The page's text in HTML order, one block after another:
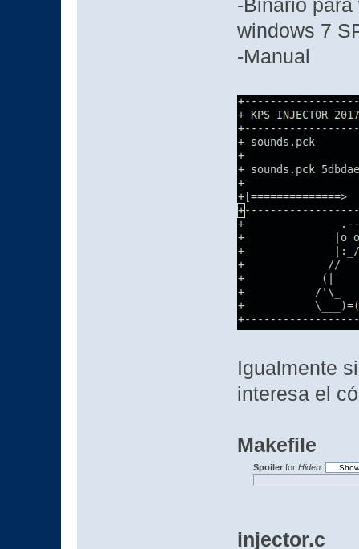
-Binario
windows 7
-Manual
Igualmente
interesa el
Makefile
Spoilerfor Hiden:
injector.c